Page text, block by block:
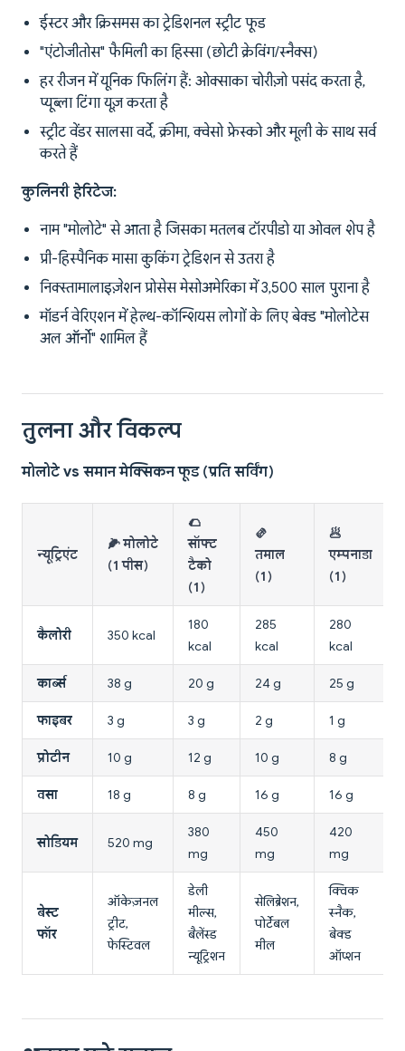
ईस्टर और क्रिसमस का ट्रेडिशनल स्ट्रीट फूड
"एंटोजीतोस" फैमिली का हिस्सा (छोटी क्रेविंग/स्नैक्स)
हर रीजन में यूनिक फिलिंग हैं: ओक्साका चोरीज़ो पसंद करता है,
प्यूब्ला टिंगा यूज़ करता है
स्ट्रीट वेंडर सालसा वर्दे, क्रीमा, क्वेसो फ्रेस्को और मूली के साथ सर्व
करते हैं
कुलिनरी हेरिटेज:
नाम "मोलोटे" से आता है जिसका मतलब टॉरपीडो या ओवल शेप है
प्री-हिस्पैनिक मासा कुकिंग ट्रेडिशन से उतरा है
निक्स्तामालाइज़ेशन प्रोसेस मेसोअमेरिका में 3,500 साल पुराना है
मॉडर्न वेरिएशन में हेल्थ-कॉन्शियस लोगों के लिए बेक्ड "मोलोटेस
अल ऑर्नो" शामिल हैं
तुलना और विकल्प
मोलोटे vs समान मेक्सिकन फूड (प्रति सर्विंग)
न्यूट्रिएंट
🌽 मोलोटे
(1 पीस)
🌮
सॉफ्ट
टैको
(1)
🫔
तमाल
(1)
🥟
एम्पनाडा
(1)
कैलोरी 350 kcal
180
kcal
285
kcal
280
kcal
कार्ब्स 38 g 20 g 24 g 25 g
फाइबर 3 g 3 g 2 g 1 g
प्रोटीन 10 g 12 g 10 g 8 g
वसा 18 g 8 g 16 g 16 g
सोडियम 520 mg
380
mg
450
mg
420
mg
बेस्ट
फॉर
ऑकेज़नल
ट्रीट,
फेस्टिवल
डेली
मील्स,
बैलेंस्ड
न्यूट्रिशन
सेलिब्रेशन,
पोर्टेबल
मील
क्विक
स्नैक,
बेक्ड
ऑप्शन